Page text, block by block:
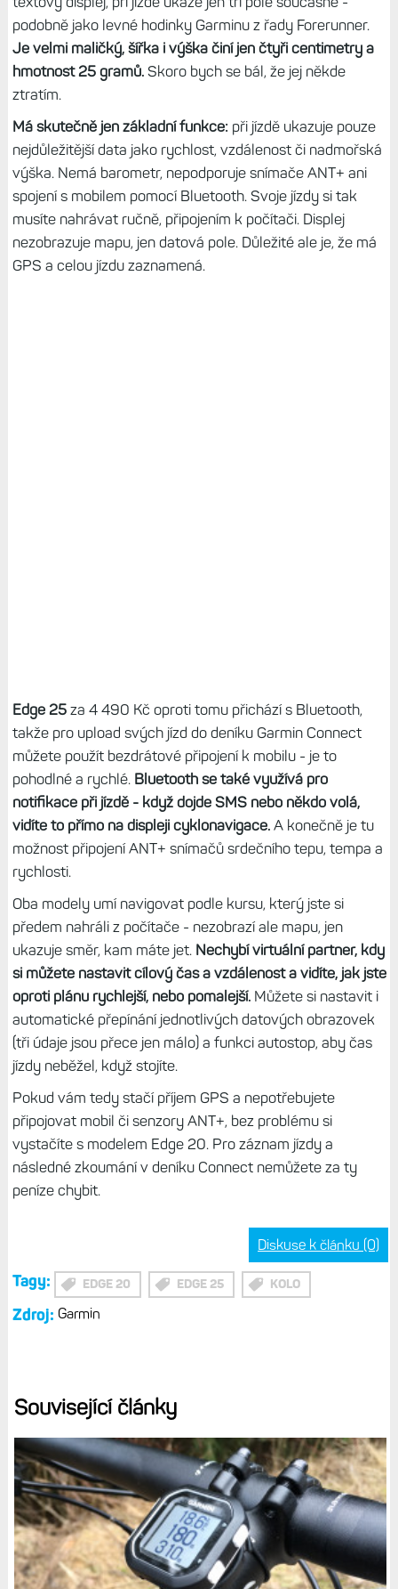
podobně jako levné hodinky Garminu z řady Forerunner.
Je velmi maličký, šířka i výška činí jen čtyři centimetry a
hmotnost 25 gramů.Skoro bych se bál, že jej někde
ztratím.
Má skutečně jen základní funkce: při jízdě ukazuje pouze
nejdůležitější data jako rychlost, vzdálenost či nadmořská
výška. Nemá barometr, nepodporuje snímače ANT+ ani
spojení s mobilem pomocí Bluetooth. Svoje jízdy si tak
musíte nahrávat ručně, připojením k počítači. Displej
nezobrazuje mapu, jen datová pole. Důležité ale je, že má
GPS a celou jízdu zaznamená.
Edge 25za 4 490 Kč oproti tomu přichází s Bluetooth,
takže pro upload svých jízd do deníku Garmin Connect
můžete použít bezdrátové připojení k mobilu - je to
pohodlné a rychlé. Bluetooth se také využívá pro
notifikace při jízdě - když dojde SMS nebo někdo volá,
vidíte to přímo na displeji cyklonavigace.A konečně je tu
možnost připojení ANT+ snímačů srdečního tepu, tempa a
rychlosti.
Oba modely umí navigovat podle kursu, který jste si
předem nahráli z počítače - nezobrazí ale mapu, jen
ukazuje směr, kam máte jet. Nechybí virtuální partner, kdy
si můžete nastavit cílový čas a vzdálenost a vidíte, jak jste
oproti plánu rychlejší, nebo pomalejší.Můžete si nastavit i
automatické přepínání jednotlivých datových obrazovek
(tři údaje jsou přece jen málo) a funkci autostop, aby čas
jízdy neběžel, když stojíte.
Pokud vám tedy stačí příjem GPS a nepotřebujete
připojovat mobil či senzory ANT+, bez problému si
vystačíte s modelem Edge 20. Pro záznam jízdy a
následné zkoumání v deníku Connect nemůžete za ty
peníze chybit.
Diskuse k článku (0)
Tagy: EDGE 20 EDGE 25 KOLO
Zdroj: Garmin